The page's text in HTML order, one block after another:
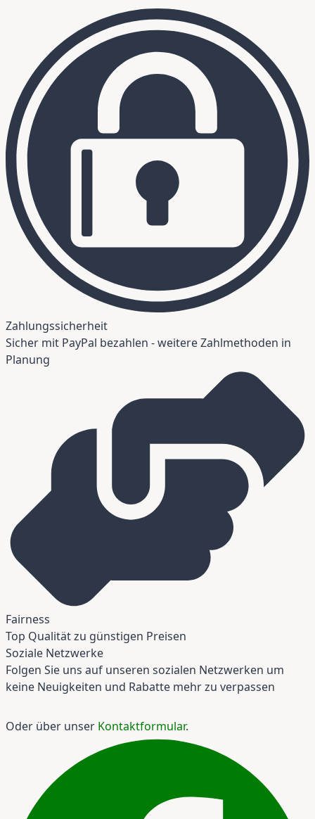
Zahlungssicherheit
Sicher mit PayPal bezahlen - weitere Zahlmethoden in
Planung
Fairness
Top Qualität zu günstigen Preisen
Soziale Netzwerke
Folgen Sie uns auf unseren sozialen Netzwerken um
keine Neuigkeiten und Rabatte mehr zu verpassen
Oder über unser Kontaktformular.